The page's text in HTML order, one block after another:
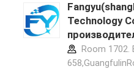
Technology
Room 1702.